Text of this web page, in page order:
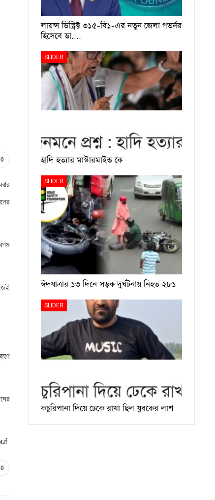
0
0
লায়ন্স ডিস্ট্রিক্ট ৩১৫-বি১-এর নতুন জেলা গভর্নর
হিসেবে ডা.…
SLIDER
হাদি হত্যার মাস্টারমাইন্ড কে
SLIDER
ঈদযাত্রার ১৩ দিনে সড়ক দুর্ঘটনায় নিহত ২৮১
SLIDER
কচুরিপানা দিয়ে ঢেকে রাখা ছিল যুবকের লাশ